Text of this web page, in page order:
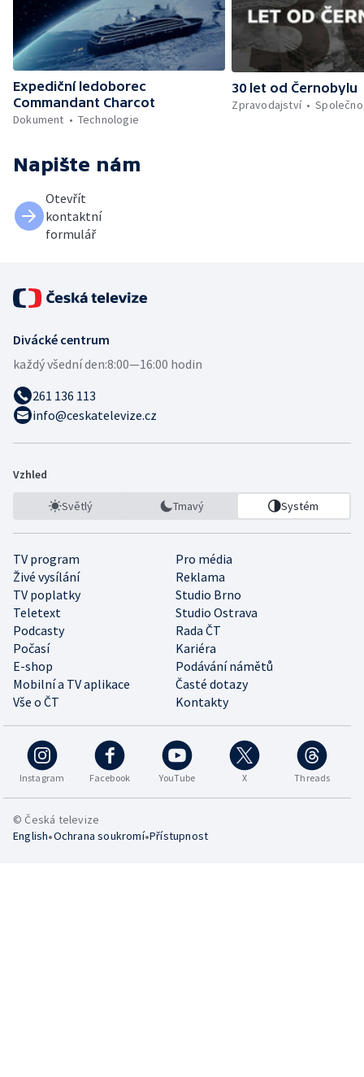
Expediční ledoborec
Commandant Charcot
Dokument
Technologie
30 let od Černobylu
Zpravodajství
Napište nám
Otevřít
kontaktní
formulář
Divácké centrum
každý všední den:8:00—16:00 hodin
261 136 113
info@ceskatelevize.cz
Vzhled
Světlý Tmavý Systém
TV program
Pro média
Živé vysílání
Reklama
TV poplatky
Studio Brno
Teletext
Studio Ostrava
Podcasty
Rada ČT
Počasí
Kariéra
E-shop
Podávání námětů
Mobilní a TV aplikace
Časté dotazy
Vše o ČT
Kontakty
Instagram Facebook YouTube X Threads
© Česká televize
English•Ochrana soukromí•Přístupnost